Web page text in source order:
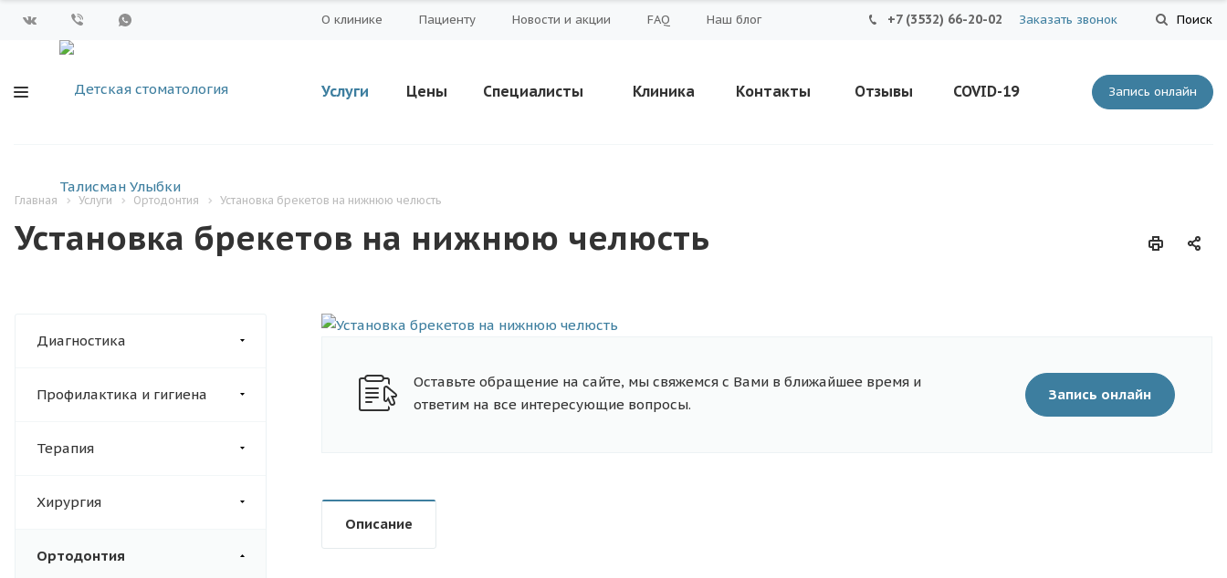
Поиск
О клинике Пациенту Новости и акции FAQ Наш блог +7 (3532) 66-20-02 Заказать звонок
Запись онлайн
Услуги Цены Специалисты Клиника Контакты Отзывы COVID-19
Главная Услуги Ортодонтия Установка брекетов на нижнюю челюсть
Установка брекетов на нижнюю челюсть
Диагностика
Профилактика и гигиена
Терапия
Хирургия
Ортодонтия
Оставьте обращение на сайте, мы свяжемся с Вами в ближайшее время и
ответим на все интересующие вопросы.
Запись онлайн
Описание